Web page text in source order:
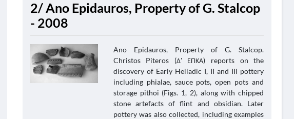
2/ Ano Epidauros, Property of G. Stalcop
- 2008
Ano Epidauros, Property of G. Stalcop.
Christos Piteros (Δ' ΕΠΚΑ) reports on the
discovery of Early Helladic I, II and III pottery
including phialae, sauce pots, open pots and
storage pithoi (Figs. 1, 2), along with chipped
stone artefacts of flint and obsidian. Later
pottery was also collected, including examples